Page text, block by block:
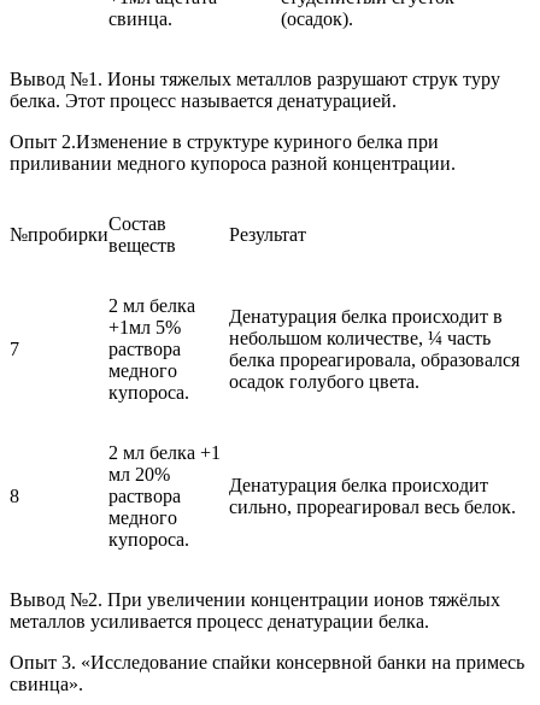
свинца.
(осадок).
Вывод №1 . Ионы тяжелых металлов разрушают струк туру
белка. Этот процесс называется денатурацией.
Опыт 2.Изменение в структуре куриного белка при
приливании медного купороса разной концентрации.
№пробирки
Состав
веществ
Результат
7
2 мл белка
+1мл 5%
раствора
медного
купороса.
Денатурация белка происходит в
небольшом количестве, ¼ часть
белка прореагировала, образовался
осадок голубого цвета.
8
2 мл белка +1
мл 20%
раствора
медного
купороса.
Денатурация белка происходит
сильно, прореагировал весь белок.
Вывод №2. При увеличении концентрации ионов тяжёлых
металлов усиливается процесс денатурации белка.
Опыт 3. «Исследование спайки консервной банки на примесь
свинца».